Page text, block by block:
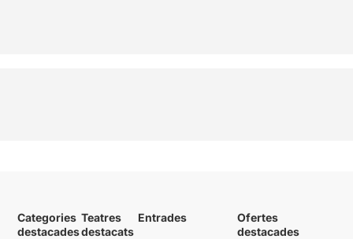
Categories
destacades
Teatres
destacats
Entrades
Ofertes
destacades